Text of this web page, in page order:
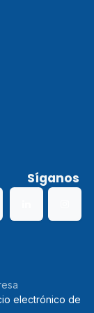
Síganos
electrónico de